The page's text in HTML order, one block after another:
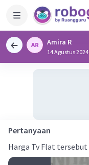
Amira R
14 Agustus
Pertanyaan
Harga Tv Flat